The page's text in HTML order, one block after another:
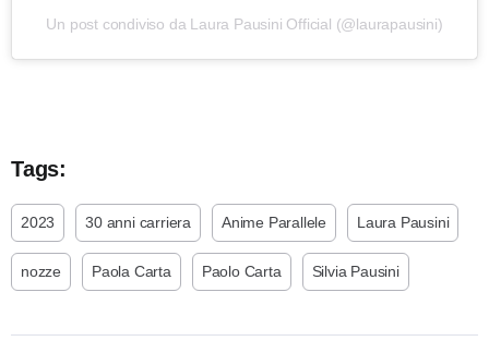
Un post condiviso da Laura Pausini Official (@laurapausini)
Tags:
2023 30 anni carriera Anime Parallele Laura Pausini
nozze Paola Carta Paolo Carta Silvia Pausini